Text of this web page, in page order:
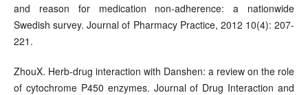
and reason for medication non-adherence: a nationwide
Swedish survey. Journal of Pharmacy Practice, 2012 10(4): 207-
221.
ZhouX. Herb-drug interaction with Danshen: a review on the role
of cytochrome P450 enzymes. Journal of Drug Interaction and